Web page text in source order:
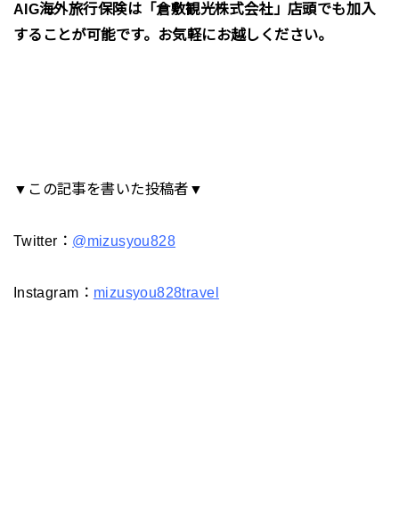
AIG海外旅行保険は「倉敷観光株式会社」店頭でも加入
することが可能です。お気軽にお越しください。
▼この記事を書いた投稿者▼
Twitter： @mizusyou828
Instagram： mizusyou828travel